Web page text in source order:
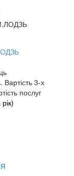
Вартість 3-х
послуг